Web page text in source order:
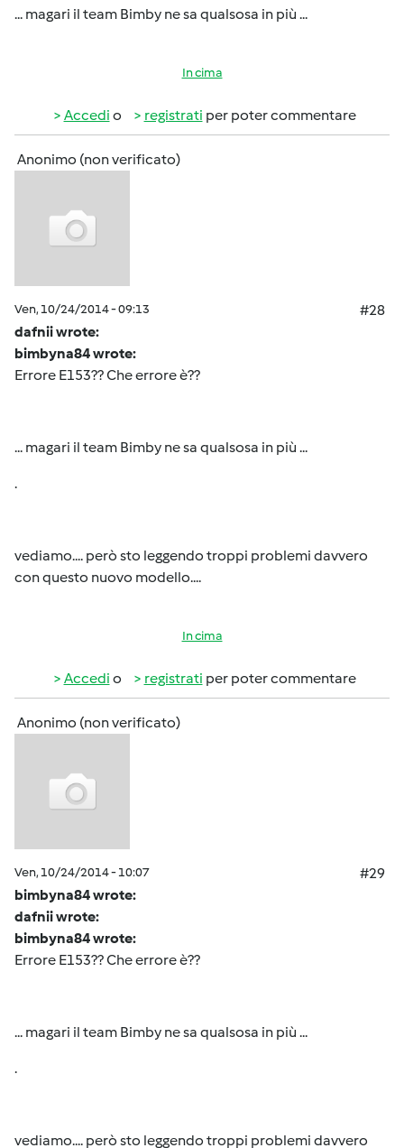
... magari il team Bimby ne sa qualsosa in più ...
In cima
Accedi o registrati per poter commentare
Anonimo (non verificato)
Ven, 10/24/2014 - 09:13
#28
dafnii wrote:
bimbyna84 wrote:
Errore E153?? Che errore è??
... magari il team Bimby ne sa qualsosa in più ...
.
vediamo.... però sto leggendo troppi problemi davvero
con questo nuovo modello....
In cima
Accedi o registrati per poter commentare
Anonimo (non verificato)
Ven, 10/24/2014 - 10:07
#29
bimbyna84 wrote:
dafnii wrote:
bimbyna84 wrote:
Errore E153?? Che errore è??
... magari il team Bimby ne sa qualsosa in più ...
.
vediamo.... però sto leggendo troppi problemi davvero